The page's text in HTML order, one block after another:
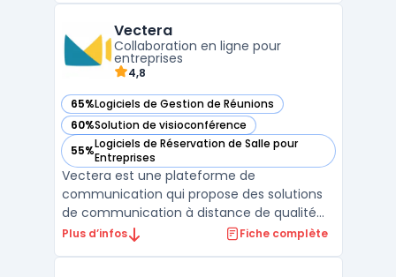
avec une haute qualité audio et vidéo,
grâce à des technologies a ...
Vectera
Collaboration en ligne pour
entreprises
4,8
65%Logiciels de Gestion de Réunions
— voir Vectera dans cette catégorie
60%Solution de visioconférence
— voir Vectera dans cette catégorie
55%Logiciels de Réservation de Salle pour
Entreprises
— voir Vectera dans cette catégorie
Vectera est une plateforme de
communication qui propose des solutions
de communication à distance de qualité
professionnelle. Elle permet de tenir des
Plus d’infos Fiche complète